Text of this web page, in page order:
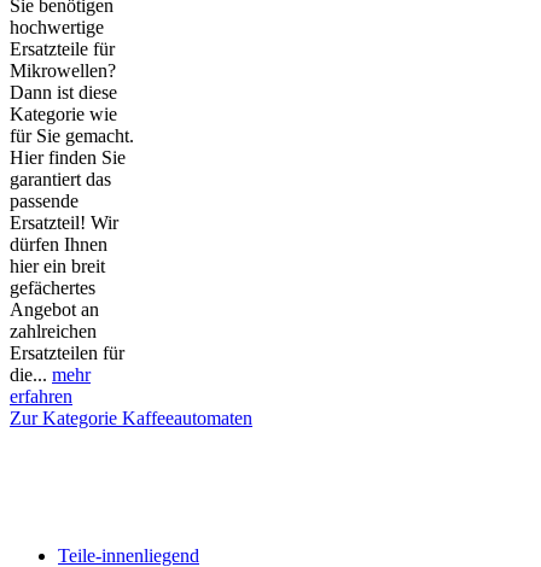
Sie benötigen
hochwertige
Ersatzteile für
Mikrowellen?
Dann ist diese
Kategorie wie
für Sie gemacht.
Hier finden Sie
garantiert das
passende
Ersatzteil! Wir
dürfen Ihnen
hier ein breit
gefächertes
Angebot an
zahlreichen
Ersatzteilen für
die... mehr
erfahren
Zur Kategorie Kaffeeautomaten
Teile-innenliegend